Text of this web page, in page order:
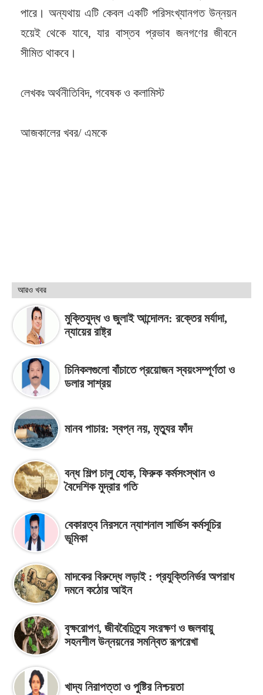
পারে। অন্যথায় এটি কেবল একটি পরিসংখ্যানগত উন্নয়ন
হয়েই থেকে যাবে, যার বাস্তব প্রভাব জনগণের জীবনে
সীমিত থাকবে।
লেখকঃ অর্থনীতিবিদ, গবেষক ও কলামিস্ট
আজকালের খবর/ এমকে
আরও খবর
মুক্তিযুদ্ধ ও জুলাই আন্দোলন: রক্তের মর্যাদা,
ন্যায়ের রাষ্ট্র
চিনিকলগুলো বাঁচাতে প্রয়োজন স্বয়ংসম্পূর্ণতা ও
ডলার সাশ্রয়
মানব পাচার: স্বপ্ন নয়, মৃত্যুর ফাঁদ
বন্ধ শিল্প চালু হোক, ফিরুক কর্মসংস্থান ও
বৈদেশিক মুদ্রার গতি
বেকারত্ব নিরসনে ন্যাশনাল সার্ভিস কর্মসূচির
ভূমিকা
মাদকের বিরুদ্ধে লড়াই : প্রযুক্তিনির্ভর অপরাধ
দমনে কঠোর আইন
বৃক্ষরোপণ, জীববৈচিত্র্য সংরক্ষণ ও জলবায়ু
সহনশীল উন্নয়নের সমন্বিত রূপরেখা
খাদ্য নিরাপত্তা ও পুষ্টির নিশ্চয়তা